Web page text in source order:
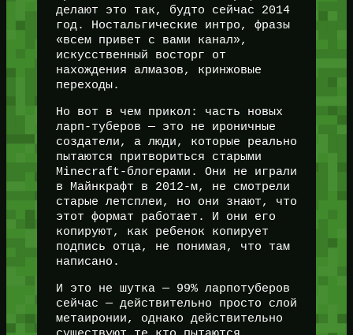
делают это так, будто сейчас 2014
год. Ностальгические интро, фразы
«всем привет с вами канал»,
искусственный восторг от
нахождения алмазов, кринжовые
переходы.
Но вот в чем прикол: часть новых
ларп-туберов — это не ироничные
создатели, а люди, которые реально
пытаются притвориться старыми
Minecraft-блогерами. Они не играли
в Майнкрафт в 2012-м, не смотрели
старые летсплеи, но они знают, что
этот формат работает. И они его
копируют, как ребенок копирует
подпись отца, не понимая, что там
написано.
И это не шутка — 99% ларпотуберов
сейчас — действительно просто слой
метаиронии, однако действительно